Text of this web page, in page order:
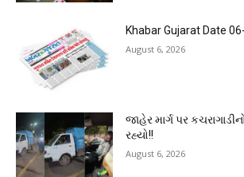
Khabar Gujarat Date
August 6, 2026
જાહેર માર્ગ પર
રહ્યો!!
August 6, 2026